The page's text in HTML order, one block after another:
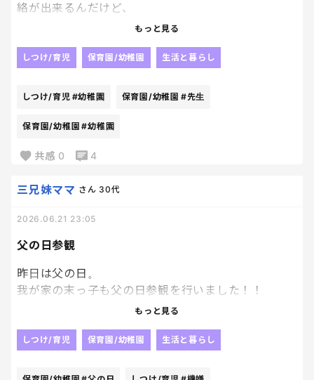
絡が出来るんだけど、
ただただ腹痛。だと、休めないなぁ。と
すごい腹痛！ってわけでもなくて
なんだろう。
とりあえず、担任の先生には事情を説明して１日様
当の本人も、楽しかったーって帰ってきてくれたか
もっと見る
しつけ/育児 保育園/幼稚園 生活と暮らし
しつけ/育児 #幼稚園 保育園/幼稚園 #先生
保育園/幼稚園 #幼稚園
共感 0 4
父の日参観
三兄妹ママ さん 30代
2026.06.21 23:05
昨日は父の日。
我が家の末っ子も父の日参観を行いました！！
小学生になると、こういった行事はないから幼稚園
もっと見る
しつけ/育児 保育園/幼稚園 生活と暮らし